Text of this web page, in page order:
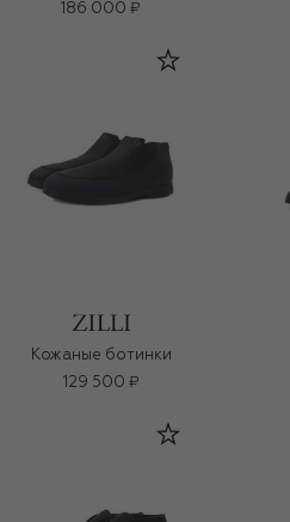
186 000 ₽
Кожаные ботинки
129 500 ₽